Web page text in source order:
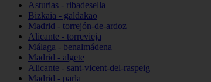
Asturias - ribadesella
Bizkaia - galdakao
Madrid - torrejón-de-ardoz
Alicante - torrevieja
Málaga - benalmádena
Madrid - algete
Alicante - sant-vicent-del-raspeig
Madrid - parla